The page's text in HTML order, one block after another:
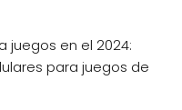
juegos en el 2024:
para juegos de